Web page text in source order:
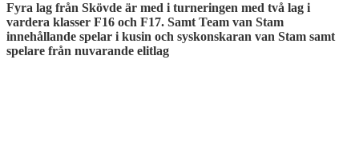
Fyra lag från Skövde är med i turneringen med två lag i
vardera klasser F16 och F17. Samt Team van Stam
innehållande spelar i kusin och syskonskaran van Stam samt
spelare från nuvarande elitlag